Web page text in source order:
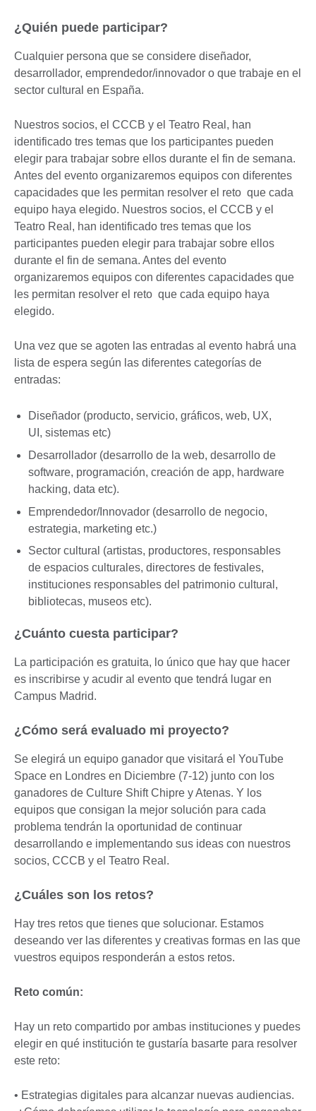
¿Quién puede participar?
Cualquier persona que se considere diseñador,
desarrollador, emprendedor/innovador o que trabaje en el
sector cultural en España.
Nuestros socios, el CCCB y el Teatro Real, han
identificado tres temas que los participantes pueden
elegir para trabajar sobre ellos durante el fin de semana.
Antes del evento organizaremos equipos con diferentes
capacidades que les permitan resolver el reto que cada
equipo haya elegido. Nuestros socios, el CCCB y el
Teatro Real, han identificado tres temas que los
participantes pueden elegir para trabajar sobre ellos
durante el fin de semana. Antes del evento
organizaremos equipos con diferentes capacidades que
les permitan resolver el reto que cada equipo haya
elegido.
Una vez que se agoten las entradas al evento habrá una
lista de espera según las diferentes categorías de
entradas:
Diseñador (producto, servicio, gráficos, web, UX,
UI, sistemas etc)
Desarrollador (desarrollo de la web, desarrollo de
software, programación, creación de app, hardware
hacking, data etc).
Emprendedor/Innovador (desarrollo de negocio,
estrategia, marketing etc.)
Sector cultural (artistas, productores, responsables
de espacios culturales, directores de festivales,
instituciones responsables del patrimonio cultural,
bibliotecas, museos etc).
¿Cuánto cuesta participar?
La participación es gratuita, lo único que hay que hacer
es inscribirse y acudir al evento que tendrá lugar en
Campus Madrid.
¿Cómo será evaluado mi proyecto?
Se elegirá un equipo ganador que visitará el YouTube
Space en Londres en Diciembre (7-12) junto con los
ganadores de Culture Shift Chipre y Atenas. Y los
equipos que consigan la mejor solución para cada
problema tendrán la oportunidad de continuar
desarrollando e implementando sus ideas con nuestros
socios, CCCB y el Teatro Real.
¿Cuáles son los retos?
Hay tres retos que tienes que solucionar. Estamos
deseando ver las diferentes y creativas formas en las que
vuestros equipos responderán a estos retos.
Reto común:
Hay un reto compartido por ambas instituciones y puedes
elegir en qué institución te gustaría basarte para resolver
este reto:
• Estrategias digitales para alcanzar nuevas audiencias.